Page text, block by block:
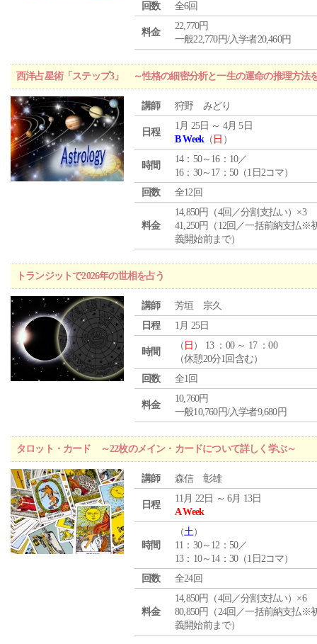
回数
全6回
料金
22,770円
一般22,770円/入学者20,460円
西洋占星術「ステップ3」 ～性格の細密分析と一生の運命の推理方法
講師 狩野 みどり
日程
1月 25日 ～ 4月 5日
B Week（ 日 ）
時間
14：50～16：10／
16：30～17：50（1日2コマ）
回数
全12回
料金
14,850円（4回／分割支払い）×3
41,250円（12回／一括前納支払※
義開始前まで）
トランジットで2026年の世相を占う
講師
芳垣 宗久
日程
1月 25日
時間
（ 日 ） 13 ：00 ～ 17 ：00
（休憩20分1回含む）
回数
全1回
料金
10,760円
一般10,760円/入学者9,680円
タロット・カード ～22枚のメイン・カードについて詳しく学ぶ～
講師 森信 彰雄
日程
11月 22日 ～ 6月 13日
A Week
時間
（土）
11：30～12：50／
13：10～14：30（1日2コマ）
回数
全24回
料金
14,850円（4回／分割支払い）×6
80,850円（24回／一括前納支払※
義開始前まで）